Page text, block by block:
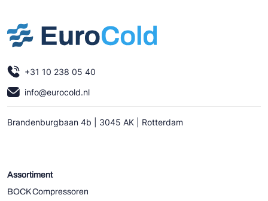
+31 10 238 05 40
info@eurocold.nl
Brandenburgbaan 4b | 3045 AK | Rotterdam
Assortiment
BOCK Compressoren